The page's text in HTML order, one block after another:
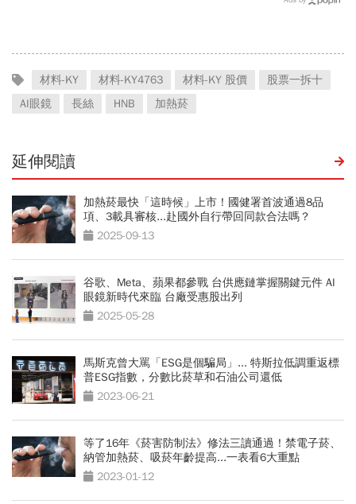
材料-KY 材料-KY4763 材料-KY 股價
股票一拆十
AI眼鏡
長絲 HNB 加熱菸
延伸閱讀
加熱菸最快「這時候」上市！國健署首波通過8品
項、3載具審核...赴國外自行帶回同款合法嗎？
2025-09-13
谷歌、Meta、蘋果都參戰 台供應鏈掌握關鍵元件 AI
眼鏡新時代來臨 台廠受惠股出列
2025-05-28
馬斯克曾大罵「ESG是個騙局」... 特斯拉低調重返標
普ESG指數，分數比菸草和石油公司還低
2023-06-21
等了16年《菸害防制法》修法三讀通過！禁電子菸、
納管加熱菸、吸菸年齡提高...一表看6大重點
2023-01-12